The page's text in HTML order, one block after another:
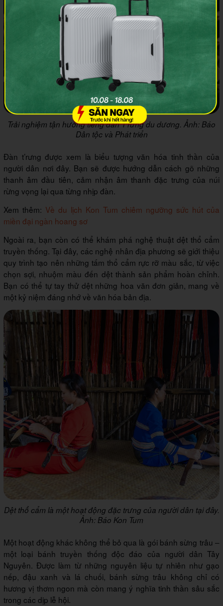
Trải nghiệm tận hưởng tiếng đàn T'rưng du dương. Ảnh: Báo
Dân tộc và Phát triển
Đàn t’rưng được xem là biểu tượng văn hóa tinh thần của
người dân nơi đây. Bạn sẽ được hướng dẫn cách gõ những
thanh âm đầu tiên, cảm nhận âm thanh đặc trưng của núi
rừng vọng lại qua từng nhịp đàn.
Xem thêm: Về du lịch Kon Tum chiêm ngưỡng sức hút của
miền đại ngàn hoang sơ
Ngoài ra, bạn còn có thể khám phá nghệ thuật dệt thổ cẩm
truyền thống. Tại đây, các nghệ nhân địa phương sẽ giới thiệu
quy trình tạo nên những tấm thổ cẩm rực rỡ màu sắc, từ việc
chọn sợi, nhuộm màu đến dệt thành sản phẩm hoàn chỉnh.
Bạn có thể tự tay thử dệt những hoa văn đơn giản, mang về
một kỷ niệm đáng nhớ về văn hóa bản địa.
Dệt thổ cẩm là một hoạt động đặc trưng của người dân tại đây.
Ảnh: Báo Kon Tum
Một hoạt động khác không thể bỏ qua là gói bánh sừng trâu –
một loại bánh truyền thống độc đáo của người dân Tây
Nguyên. Được làm từ những nguyên liệu tự nhiên như gạo
nếp, đậu xanh và lá chuối, bánh sừng trâu không chỉ có
hương vị thơm ngon mà còn mang ý nghĩa tinh thần sâu sắc
trong các dịp lễ hội.